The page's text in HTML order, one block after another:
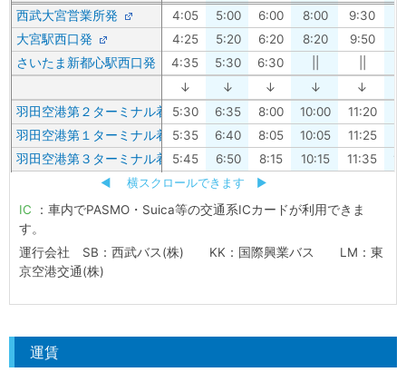
西武大宮営業所発
大宮駅西口発
さいたま新都心駅西口発
羽田空港第２ターミナル着
羽田空港第１ターミナル着
羽田空港第３ターミナル着
4:05
5:00 6:00 8:00 9:30
4:25
5:20 6:20 8:20 9:50
4:35
5:30 6:30
↓
↓ ↓ ↓ ↓
5:30
6:35 8:00 10:00 11:20
5:35
6:40 8:05 10:05 11:25
5:45
6:50 8:15 10:15 11:35
◀ 横スクロールできます ▶︎
IC
：車内でPASMO・Suica等の交通系ICカードが利用できま
す。
運行会社 SB：西武バス(株) KK：国際興業バス LM：東
京空港交通(株)
運賃